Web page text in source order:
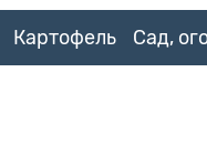
Картофель Сад,